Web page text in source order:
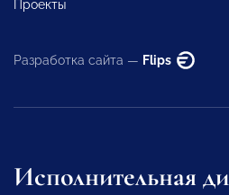
Проекты
Разработка сайта — Flips
Исполнительная